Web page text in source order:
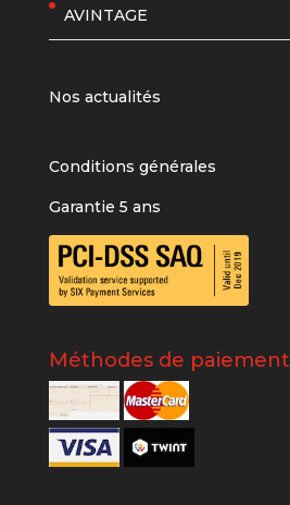
AVINTAGE
Nos actualités
Conditions générales
Garantie 5 ans
Méthodes de paiement